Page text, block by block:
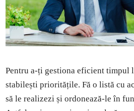
Pentru a-ți gestiona eficient timpul
stabilești prioritățile. Fă o listă cu
să le realizezi și ordonează-le în